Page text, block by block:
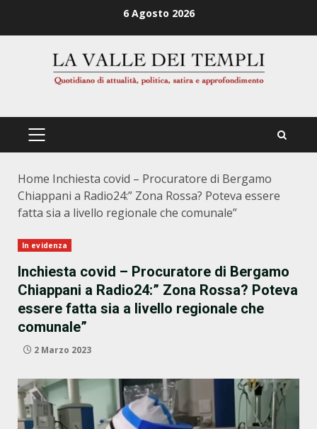
6 Agosto 2026
PRIMÄRES
Home Inchiesta covid – Procuratore di Bergamo
Chiappani a Radio24:” Zona Rossa? Poteva essere
fatta sia a livello regionale che comunale”
In evidenza
Inchiesta covid – Procuratore di Bergamo
Chiappani a Radio24:” Zona Rossa? Poteva
essere fatta sia a livello regionale che
comunale”
2 Marzo 2023